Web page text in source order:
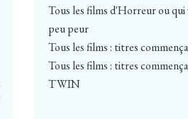
Tous les films d'Horreur ou
peu peur
Tous les films : titres
Tous les films : titres
TWIN